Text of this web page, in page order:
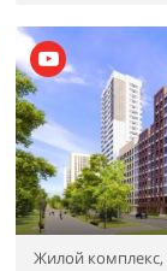
Жилой комплекс,